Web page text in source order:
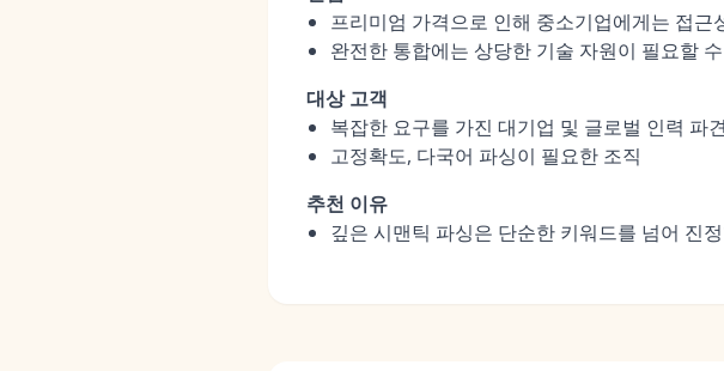
프리미엄 가격으로 인해 중소기업에게는 접근
완전한 통합에는 상당한 기술 자원이 필요할
대상 고객
복잡한 요구를 가진 대기업 및 글로벌 인력 파
고정확도, 다국어 파싱이 필요한 조직
추천 이유
깊은 시맨틱 파싱은 단순한 키워드를 넘어 진